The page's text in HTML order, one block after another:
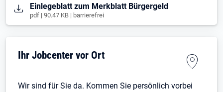
Öffnet in neuem Tab
Einlegeblatt zum Merkblatt Bürgergeld
pdf | 90.47 KB | barrierefrei
Ihr Jobcenter vor Ort
Wir sind für Sie da. Kommen Sie persönlich vorbei